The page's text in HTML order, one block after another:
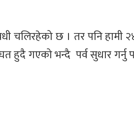
चलिरहेको छ । तर पनि हामी
हुदै गएको भन्दै पर्व सुधार गर्नु